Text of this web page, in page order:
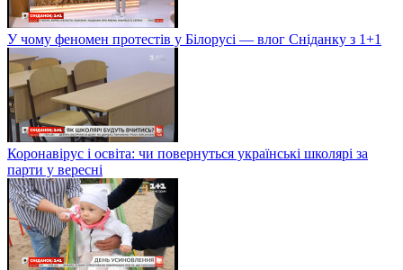
У чому феномен протестів у Білорусі — влог Сніданку з 1+1
Коронавірус і освіта: чи повернуться українські школярі за
парти у вересні